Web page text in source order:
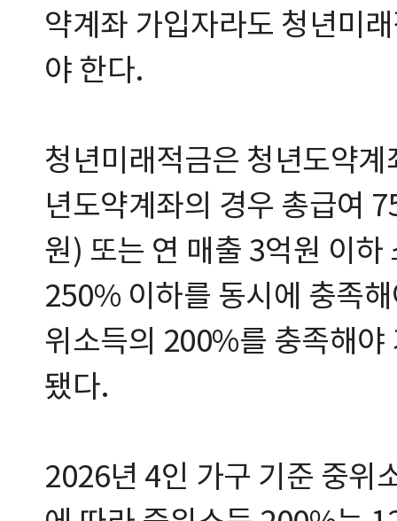
약계좌 가입자라도 청년미
야 한다.
청년미래적금은 청년도약
년도약계좌의 경우 총급여
원) 또는 연 매출 3억원 이
250% 이하를 동시에 충족
위소득의 200%를 충족해야
됐다.
2026년 4인 가구 기준 중위